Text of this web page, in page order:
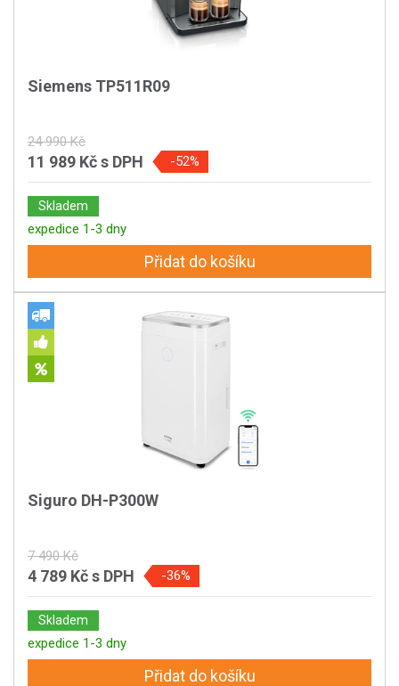
Siemens TP511R09
24 990 Kč
11 989 Kčs DPH -52%
Skladem
expedice 1-3 dny
Přidat do košíku
Siguro DH-P300W
7 490 Kč
4 789 Kčs DPH -36%
Skladem
expedice 1-3 dny
Přidat do košíku